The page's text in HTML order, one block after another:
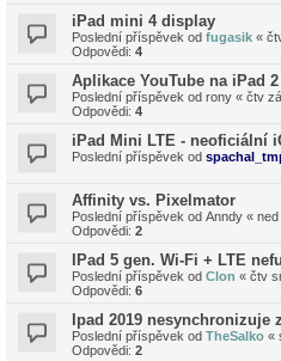
iPad mini 4 display
Poslední příspěvek od fugasik «
Odpovědi: 4
Aplikace YouTube na iPad 2
Poslední příspěvek od rony « čtv
Odpovědi: 4
iPad Mini LTE - neoficiální
Poslední příspěvek od
Affinity vs. Pixelmator
Poslední příspěvek od Anndy « ned
Odpovědi: 2
IPad 5 gen. Wi-Fi + LTE
Poslední příspěvek od Clon « čtv
Odpovědi: 6
Ipad 2019 nesynchronizuje
Poslední příspěvek od TheSalko «
Odpovědi: 2